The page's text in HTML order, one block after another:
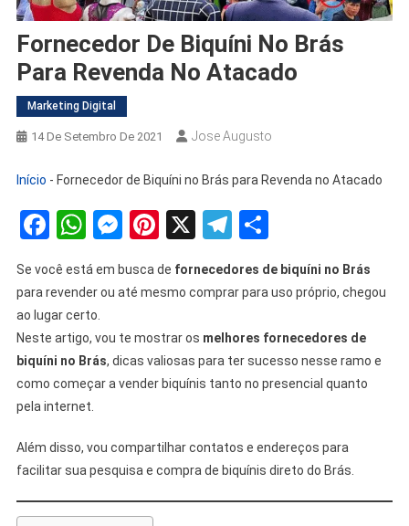
Fornecedor De Biquíni No Brás
Para Revenda No Atacado
Marketing Digital
14 De Setembro De 2021 Jose Augusto
Início - Fornecedor de Biquíni no Brás para Revenda no Atacado
Facebook
WhatsApp
Messenger
Pinterest
X Telegram
Share
Se você está em busca de fornecedores de biquíni no Brás
para revender ou até mesmo comprar para uso próprio, chegou
ao lugar certo.
Neste artigo, vou te mostrar os melhores fornecedores de
biquíni no Brás, dicas valiosas para ter sucesso nesse ramo e
como começar a vender biquínis tanto no presencial quanto
pela internet.
Além disso, vou compartilhar contatos e endereços para
facilitar sua pesquisa e compra de biquínis direto do Brás.